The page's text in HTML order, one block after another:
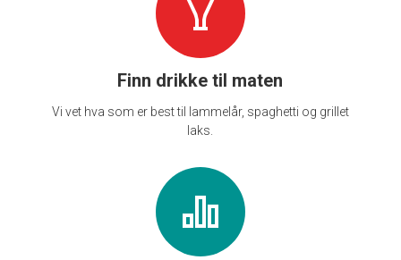
Finn drikke til maten
Vi vet hva som er best til lammelår, spaghetti og grillet
laks.